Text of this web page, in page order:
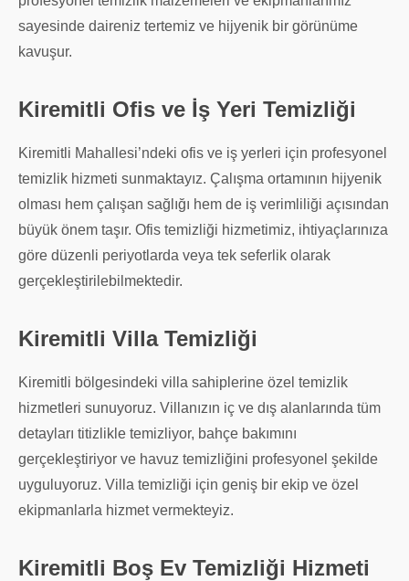
sayesinde daireniz tertemiz ve hijyenik bir görünüme
kavuşur.
Kiremitli Ofis ve İş Yeri Temizliği
Kiremitli Mahallesi’ndeki ofis ve iş yerleri için profesyonel
temizlik hizmeti sunmaktayız. Çalışma ortamının hijyenik
olması hem çalışan sağlığı hem de iş verimliliği açısından
büyük önem taşır. Ofis temizliği hizmetimiz, ihtiyaçlarınıza
göre düzenli periyotlarda veya tek seferlik olarak
gerçekleştirilebilmektedir.
Kiremitli Villa Temizliği
Kiremitli bölgesindeki villa sahiplerine özel temizlik
hizmetleri sunuyoruz. Villanızın iç ve dış alanlarında tüm
detayları titizlikle temizliyor, bahçe bakımını
gerçekleştiriyor ve havuz temizliğini profesyonel şekilde
uyguluyoruz. Villa temizliği için geniş bir ekip ve özel
ekipmanlarla hizmet vermekteyiz.
Kiremitli Boş Ev Temizliği Hizmeti